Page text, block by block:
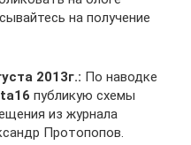
на получение
2013г.: По наводке
публикую схемы
из журнала
Протопопов.